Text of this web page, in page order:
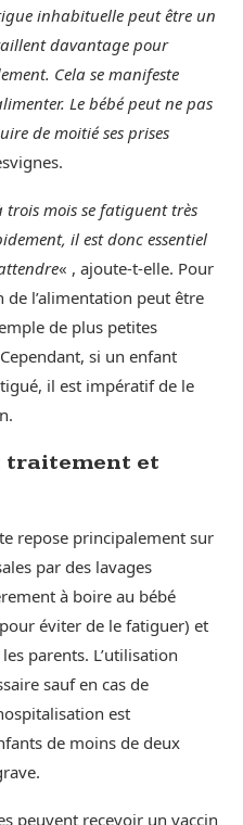
inhabituelle peut être un
davantage pour
Cela se manifeste
Le bébé peut ne pas
de moitié ses prises
trois mois se fatiguent très
il est donc essentiel
« , ajoute-t-elle. Pour
de l’alimentation peut être
de plus petites
si un enfant
il est impératif de le
traitement et
repose principalement sur
par des lavages
à boire au bébé
éviter de le fatiguer) et
parents. L’utilisation
sauf en cas de
est
de moins de deux
peuvent recevoir un vaccin